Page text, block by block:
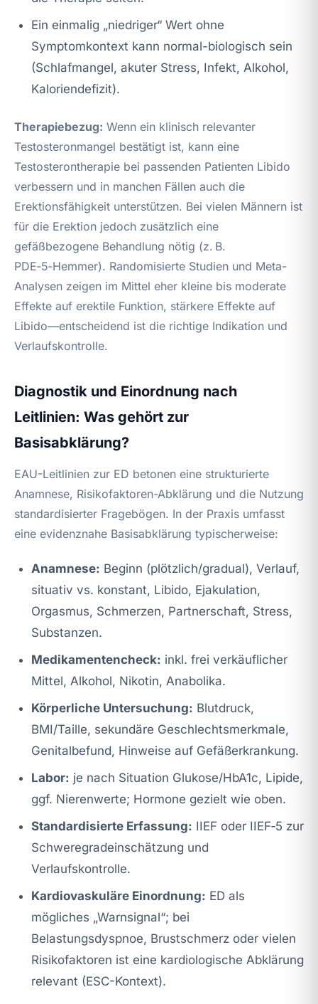
Ein einmalig „niedriger“ Wert ohne
Symptomkontext kann normal-biologisch sein
(Schlafmangel, akuter Stress, Infekt, Alkohol,
Kaloriendefizit).
Therapiebezug: Wenn ein klinisch relevanter
Testosteronmangel bestätigt ist, kann eine
Testosterontherapie bei passenden Patienten Libido
verbessern und in manchen Fällen auch die
Erektionsfähigkeit unterstützen. Bei vielen Männern ist
für die Erektion jedoch zusätzlich eine
gefäßbezogene Behandlung nötig (z. B.
PDE‑5‑Hemmer). Randomisierte Studien und Meta-
Analysen zeigen im Mittel eher kleine bis moderate
Effekte auf erektile Funktion, stärkere Effekte auf
Libido—entscheidend ist die richtige Indikation und
Verlaufskontrolle.
Diagnostik und Einordnung nach
Leitlinien: Was gehört zur
Basisabklärung?
EAU-Leitlinien zur ED betonen eine strukturierte
Anamnese, Risikofaktoren-Abklärung und die Nutzung
standardisierter Fragebögen. In der Praxis umfasst
eine evidenznahe Basisabklärung typischerweise:
Anamnese: Beginn (plötzlich/gradual), Verlauf,
situativ vs. konstant, Libido, Ejakulation,
Orgasmus, Schmerzen, Partnerschaft, Stress,
Substanzen.
Medikamentencheck: inkl. frei verkäuflicher
Mittel, Alkohol, Nikotin, Anabolika.
Körperliche Untersuchung: Blutdruck,
BMI/Taille, sekundäre Geschlechtsmerkmale,
Genitalbefund, Hinweise auf Gefäßerkrankung.
Labor: je nach Situation Glukose/HbA1c, Lipide,
ggf. Nierenwerte; Hormone gezielt wie oben.
Standardisierte Erfassung: IIEF oder IIEF‑5 zur
Schweregradeinschätzung und
Verlaufskontrolle.
Kardiovaskuläre Einordnung: ED als
mögliches „Warnsignal“; bei
Belastungsdyspnoe, Brustschmerz oder vielen
Risikofaktoren ist eine kardiologische Abklärung
relevant (ESC-Kontext).